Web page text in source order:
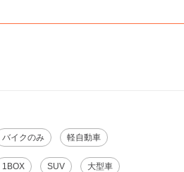
バイクのみ 軽自動車
1BOX SUV 大型車